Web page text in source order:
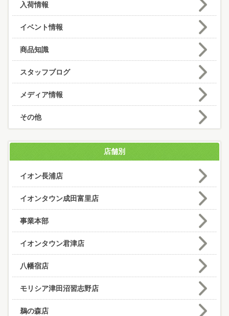
入荷情報
イベント情報
商品知識
スタッフブログ
メディア情報
その他
店舗別
イオン長浦店
イオンタウン成田富里店
事業本部
イオンタウン君津店
八幡宿店
モリシア津田沼習志野店
鵜の森店